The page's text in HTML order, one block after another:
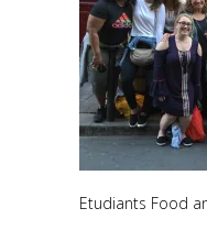
Etudiants Food